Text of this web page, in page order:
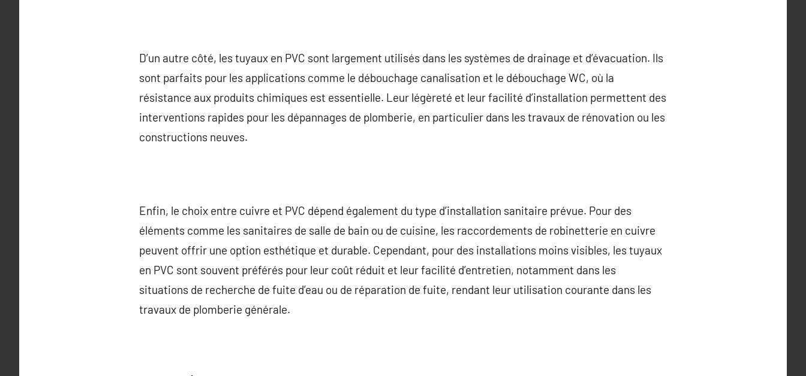
D’un autre côté, les tuyaux en PVC sont largement utilisés dans les systèmes de drainage et d’évacuation. Ils
sont parfaits pour les applications comme le débouchage canalisation et le débouchage WC, où la
résistance aux produits chimiques est essentielle. Leur légèreté et leur facilité d’installation permettent des
interventions rapides pour les dépannages de plomberie, en particulier dans les travaux de rénovation ou les
constructions neuves.
Enfin, le choix entre cuivre et PVC dépend également du type d’installation sanitaire prévue. Pour des
éléments comme les sanitaires de salle de bain ou de cuisine, les raccordements de robinetterie en cuivre
peuvent offrir une option esthétique et durable. Cependant, pour des installations moins visibles, les tuyaux
en PVC sont souvent préférés pour leur coût réduit et leur facilité d’entretien, notamment dans les
situations de recherche de fuite d’eau ou de réparation de fuite, rendant leur utilisation courante dans les
travaux de plomberie générale.